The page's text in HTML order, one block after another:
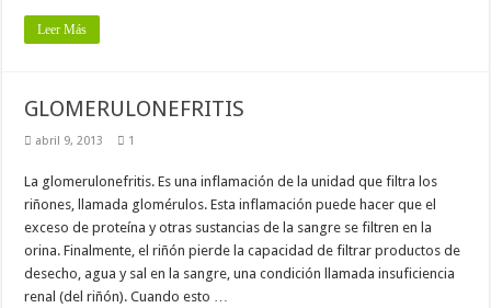
Leer Más
GLOMERULONEFRITIS
abril 9, 2013 1
La glomerulonefritis. Es una inflamación de la unidad que filtra los
riñones, llamada glomérulos. Esta inflamación puede hacer que el
exceso de proteína y otras sustancias de la sangre se filtren en la
orina. Finalmente, el riñón pierde la capacidad de filtrar productos de
desecho, agua y sal en la sangre, una condición llamada insuficiencia
renal (del riñón). Cuando esto …